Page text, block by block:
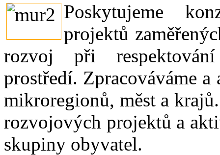
Poskytujeme
projektů
rozvoj při
prostředí. Zpracováváme
mikroregionů, měst a
rozvojových projektů a
skupiny obyvatel.